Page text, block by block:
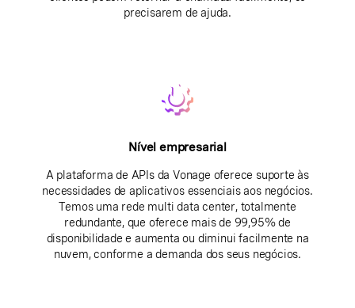
precisarem de ajuda.
Nível empresarial
A plataforma de APIs da Vonage oferece suporte às
necessidades de aplicativos essenciais aos negócios.
Temos uma rede multi data center, totalmente
redundante, que oferece mais de 99,95% de
disponibilidade e aumenta ou diminui facilmente na
nuvem, conforme a demanda dos seus negócios.